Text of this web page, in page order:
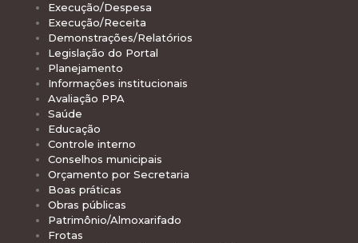
Execução/Despesa
Execução/Receita
Demonstrações/Relatórios
Legislação do Portal
Planejamento
Informações institucionais
Avaliação PPA
Saúde
Educação
Controle interno
Conselhos municipais
Orçamento por Secretaria
Boas práticas
Obras públicas
Patrimônio/Almoxarifado
Frotas